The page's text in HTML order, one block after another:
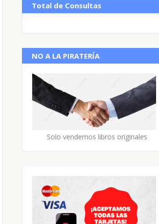
Total de Consultas
NO A LA PIRATERÍA
Solo vendemos libros originales